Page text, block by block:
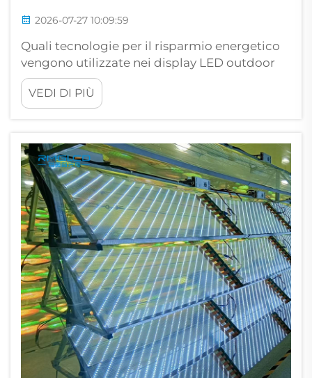
2026-07-27 10:09:59
Quali tecnologie per il risparmio energetico
vengono utilizzate nei display LED outdoor
ad alte prestazioni? Un operatore di
cartelloni digitali a Dubai, che gestisce un
display LED outdoor di 200 metri quadrati
ha esaminato il primo anno completo di
consumo elettrico...
VEDI DI PIÙ